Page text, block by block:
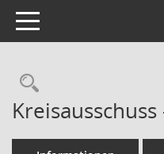
Toggle navigation